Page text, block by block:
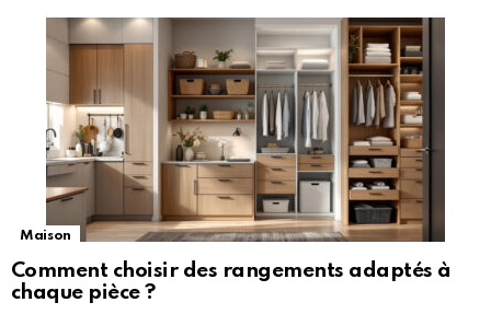
Maison
Comment choisir des rangements adaptés à
chaque pièce ?